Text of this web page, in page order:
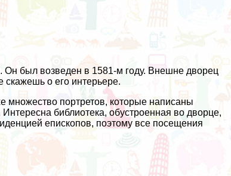
был возведен в 1581-м году. Внешне дворец
скажешь о его интерьере.
множество портретов, которые написаны
библиотека, обустроенная во дворце,
епископов, поэтому все посещения